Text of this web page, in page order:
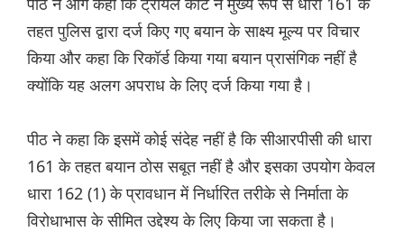
तहत पुलिस द्वारा दर्ज किए गए बयान के साक्ष्य मूल्य पर विचार
किया और कहा कि रिकॉर्ड किया गया बयान प्रासंगिक नहीं है
क्योंकि यह अलग अपराध के लिए दर्ज किया गया है।
पीठ ने कहा कि इसमें कोई संदेह नहीं है कि सीआरपीसी की धारा
161 के तहत बयान ठोस सबूत नहीं है और इसका उपयोग केवल
धारा 162 (1) के प्रावधान में निर्धारित तरीके से निर्माता के
विरोधाभास के सीमित उद्देश्य के लिए किया जा सकता है।